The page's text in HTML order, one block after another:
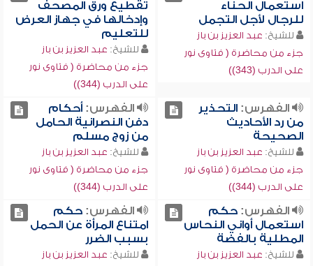
استعمال الحناء
للرجال لأجل التجمل
للشيخ: عبد العزيز بن باز
جزء من محاضرة ( فتاوى نور
على الدرب (343))
تقطيع ورق المصحف
وإدخالها في جهاز العرض
للتعليم
للشيخ: عبد العزيز بن باز
جزء من محاضرة ( فتاوى نور
على الدرب (344))
الفهرس:التحذير
من رد الأحاديث
الصحيحة
للشيخ: عبد العزيز بن باز
جزء من محاضرة ( فتاوى نور
على الدرب (344))
الفهرس:أحكام
دفن النصرانية الحامل
من زوج مسلم
للشيخ: عبد العزيز بن باز
جزء من محاضرة ( فتاوى نور
على الدرب (344))
الفهرس:حكم
استعمال أواني النحاس
المطلية بالفضة
للشيخ: عبد العزيز بن باز
الفهرس:حكم
امتناع المرأة عن الحمل
بسبب الضرر
للشيخ: عبد العزيز بن باز